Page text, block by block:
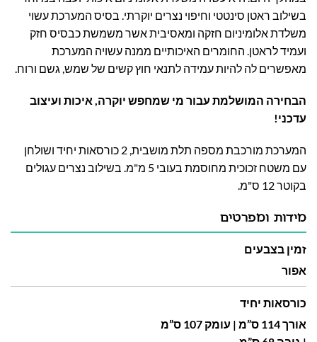
בשילוב ראטן סינטטי וחיפוי נצרים יוקרתי. בסיס המערכת עשוי
משלדת אלומיניום חזקה ומאסיבית אשר משמשת כבסיס חזק
ועמיד לראטן. החומרים האיכותיים ממנה עשויה המערכת
מאפשרים לה להיות עמידה לתנאי חוץ קשים של שמש, גשם ורוח.
הבחירה המושלמת עבור מי שמחפש יוקרה, איכות ועיצוב
עדכני!
המערכת מורכבת מספה תלת מושבית, 2 כורסאות יחיד ושולחן
עם משטח זכוכית מחוסמת בעובי 5 מ"מ. בשילוב נצרים עגולים
בקוטר 12 ס"מ.
מידות ומפרטים
זמין בצבעים
אפור
כורסאות יחיד
אורך 114 ס”מ | עומק 107 ס”מ